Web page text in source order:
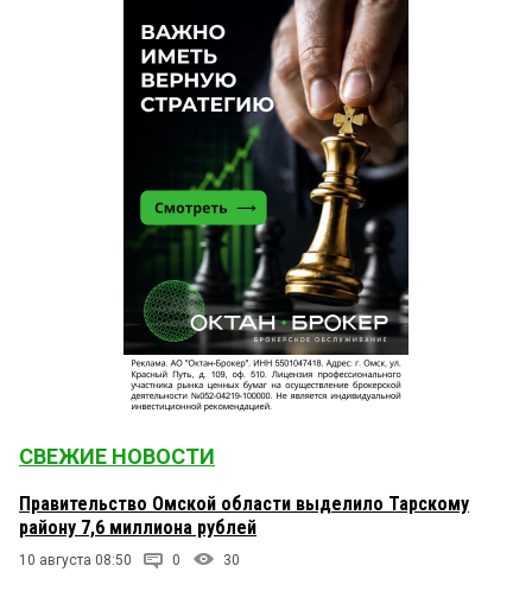
СВЕЖИЕ НОВОСТИ
Правительство Омской области выделило Тарскому
району 7,6 миллиона рублей
10 августа 08:50 0 30